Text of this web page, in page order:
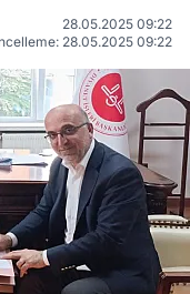
28.05.2025 09:22
28.05.2025 09:22